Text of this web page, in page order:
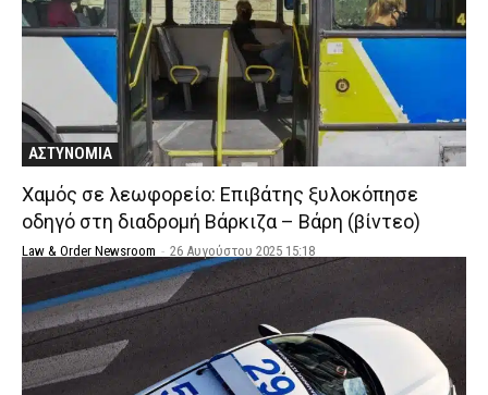
ΑΣΤΥΝΟΜΙΑ
Χαμός σε λεωφορείο: Επιβάτης ξυλοκόπησε
οδηγό στη διαδρομή Βάρκιζα – Βάρη (βίντεο)
Law & Order Newsroom - 26 Αυγούστου 2025 15:18